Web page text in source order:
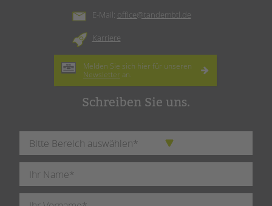
E-Mail: office@tandembtl.de
Karriere
Melden Sie sich hier für unseren
Newsletter an.
Schreiben Sie uns.